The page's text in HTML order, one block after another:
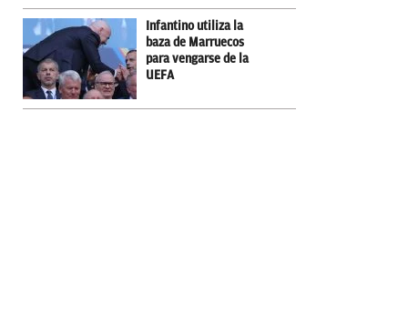
Infantino utiliza la
baza de Marruecos
para vengarse de la
UEFA